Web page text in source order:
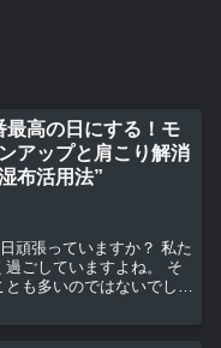
最高の日にする！モ
アップと肩こり解消
布活用法”
頑張っていますか？ 私た
ごしていますよね。 そ
も多いのではないでしょ